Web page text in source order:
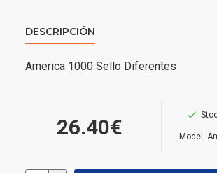
DESCRIPCIÓN
America 1000 Sello Diferentes
26.40€ Model: